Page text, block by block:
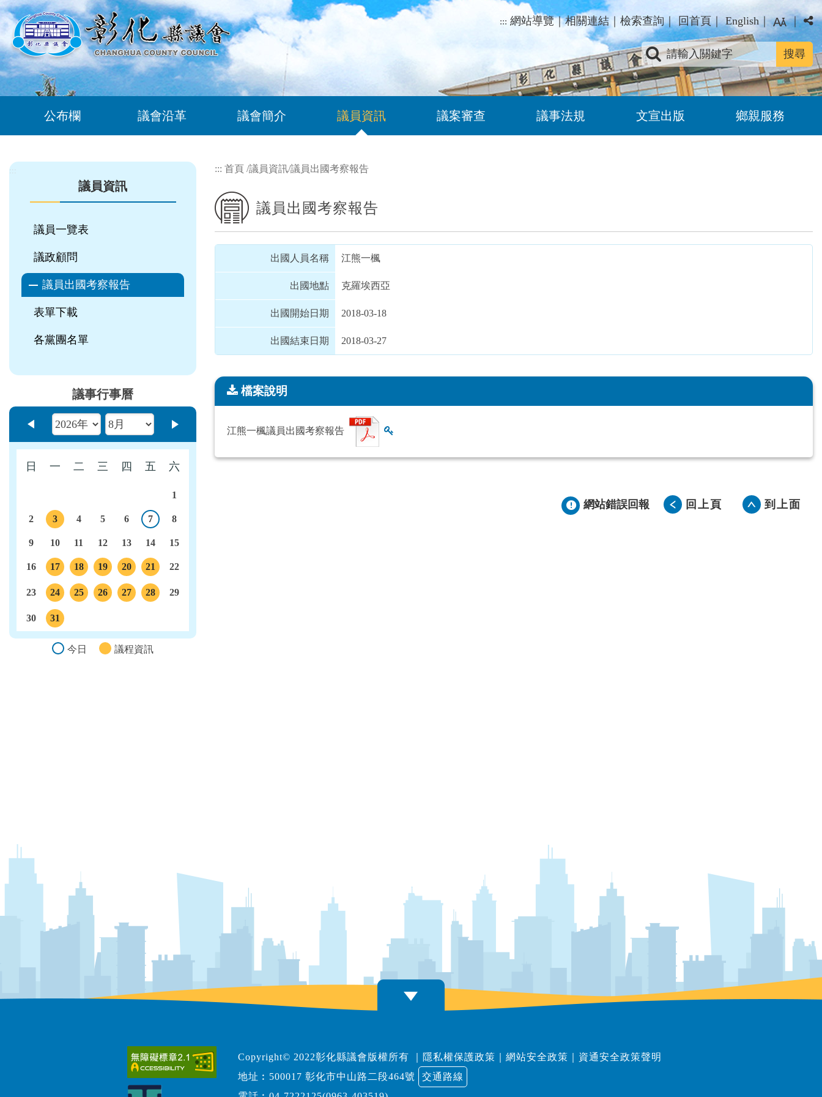
跳到主要內容區塊
::: 網站導覽｜相關連結 ｜ 檢索查詢｜回首頁｜English ｜ ｜
關鍵字查詢
公布欄 議會沿革 議會簡介 議員資訊 議案審查 議事法規 文宣出版 鄉親服務
:::
議員資訊
議員一覽表
議政顧問
議員出國考察報告
表單下載
各黨團名單
議事行事曆
上個月
日 一 二 三 四 五 六
1
2
3
4 5 6
7
8
9 10 11 12 13 14 15
16
17
議程
18
議程
19
議程
20
議程
21
議程
22
23
24
議程
25
26
27
28
29
30
31
今日
議程資訊
::: 首頁 /議員資訊/議員出國考察報告
議員出國考察報告
出國人員名稱 江熊一楓
出國地點 克羅埃西亞
出國開始日期 2018-03-18
出國結束日期 2018-03-27
檔案說明
檔案說明
江熊一楓議員出國考察報告
網站錯誤回報 回上頁 到上面
Copyright© 2022彰化縣議會版權所有 隱私權保護政策 網站安全政策
資通安全政策聲明
地址︰500017 彰化市中山路二段464號
交通路線